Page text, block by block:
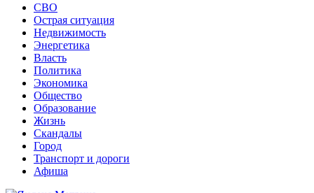
СВО
Острая ситуация
Недвижимость
Энергетика
Власть
Политика
Экономика
Общество
Образование
Жизнь
Скандалы
Город
Транспорт и дороги
Афиша